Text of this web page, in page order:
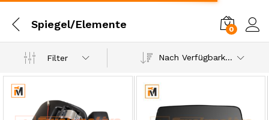
Spiegel/Elemente 0
Filter Nach Verfügbarkeit